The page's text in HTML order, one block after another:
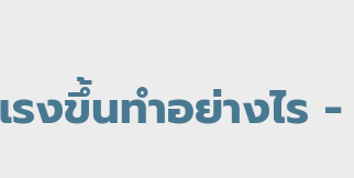
งขึ้นทำอย่างไร -